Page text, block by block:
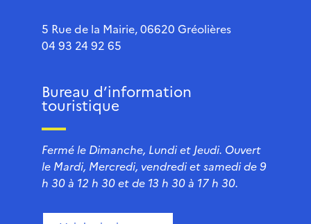
5 Rue de la Mairie, 06620 Gréolières
04 93 24 92 65
Bureau d’information
touristique
Fermé le Dimanche, Lundi et Jeudi. Ouvert
le Mardi, Mercredi, vendredi et samedi de 9
h 30 à 12 h 30 et de 13 h 30 à 17 h 30.